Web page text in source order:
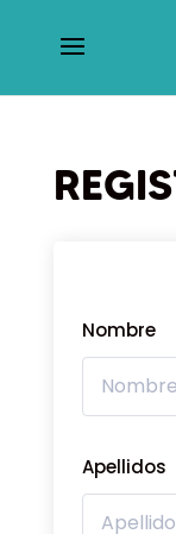
Nombre
Apellidos